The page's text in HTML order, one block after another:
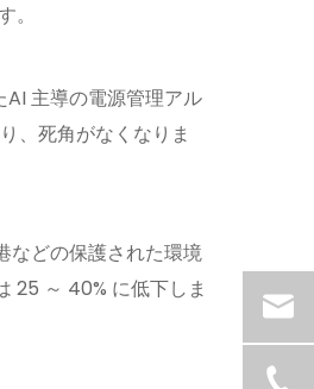
主導の電源管理アル
、死角がなくなりま
などの保護された環境
25 ～ 40% に低下しま